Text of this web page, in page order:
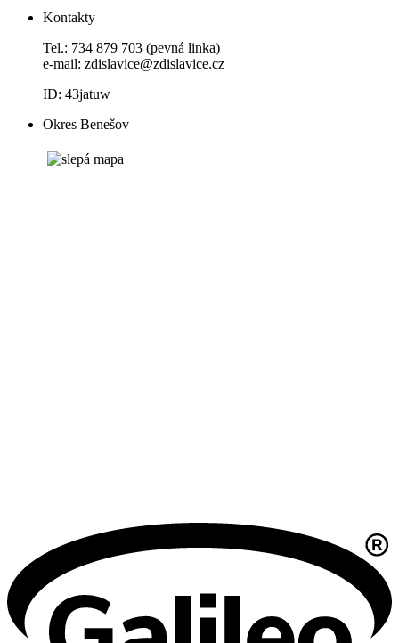
Kontakty
Tel.: 734 879 703 (pevná linka)
e-mail: zdislavice@zdislavice.cz
ID: 43jatuw
Okres Benešov